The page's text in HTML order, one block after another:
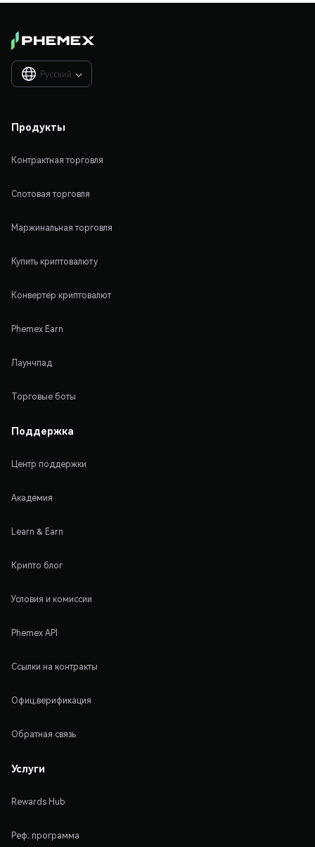
Русский 
Продукты
Контрактная торговля
Спотовая торговля
Маржинальная торговля
Купить криптовалюту
Конвертер криптовалют
Phemex Earn
Лаунчпад
Торговые боты
Поддержка
Центр поддержки
Академия
Learn & Earn
Крипто блог
Условия и комиссии
Phemex API
Ссылки на контракты
Офиц.верификация
Обратная связь
Услуги
Rewards Hub
Реф. программа